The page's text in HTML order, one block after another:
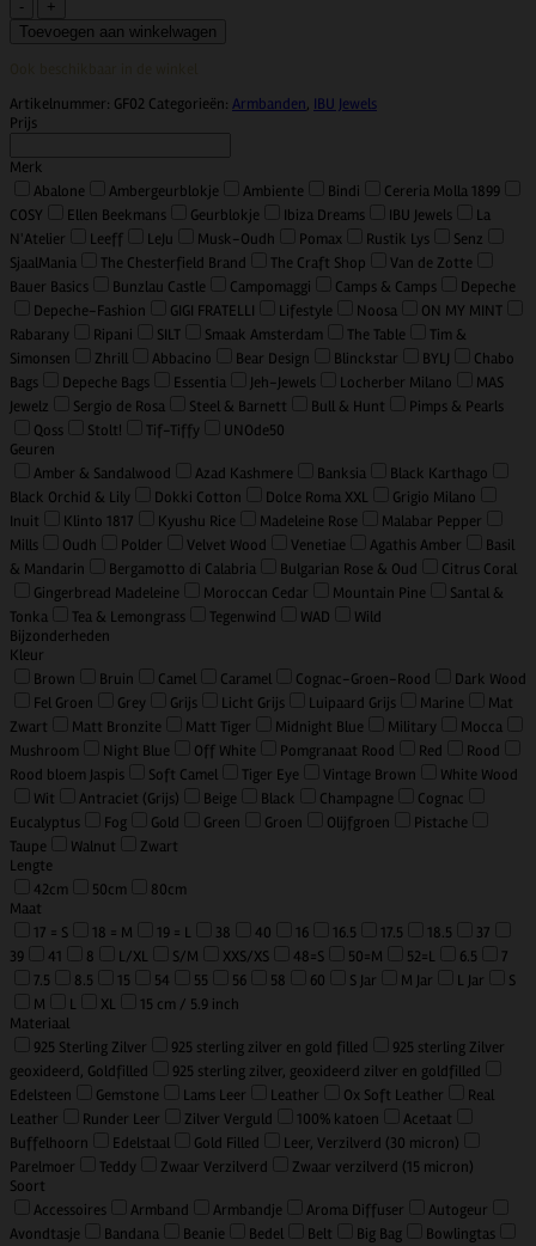
–
Stripe
Toevoegen aan winkelwagen
Artikelnummer: GF02 Categorieën: Armbanden, IBU Jewels
Prijs
Merk
Abalone
Ambergeurblokje Ambiente Bindi
Cereria Molla 1899
COSY
Ellen Beekmans Geurblokje Ibiza Dreams IBU Jewels
La
N'Atelier
Leeff LeJu Musk-Oudh Pomax Rustik Lys
Senz
SjaalMania
The Chesterfield Brand The Craft Shop
Van de Zotte
Bauer Basics
Bunzlau Castle Campomaggi Camps & Camps
Depeche
Depeche-Fashion
GIGI FRATELLI Lifestyle Noosa
ON MY MINT
Rabarany
Ripani SILT Smaak Amsterdam The Table
Tim &
Simonsen
Zhrill Abbacino Bear Design Blinckstar BYLJ
Chabo
Bags
Depeche Bags Essentia Jeh-Jewels Locherber Milano
MAS
Jewelz
Sergio de Rosa Steel & Barnett Bull & Hunt
Pimps & Pearls
Qoss
Stolt! Tif-Tiffy
UNOde50
Geuren
Amber & Sandalwood
Azad Kashmere Banksia
Black Karthago
Black Orchid & Lily
Dokki Cotton Dolce Roma XXL
Grigio Milano
Inuit
Klinto 1817 Kyushu Rice Madeleine Rose
Malabar Pepper
Mills
Oudh Polder Velvet Wood Venetiae Agathis Amber
Basil
& Mandarin
Bergamotto di Calabria Bulgarian Rose & Oud
Citrus Coral
Gingerbread Madeleine
Moroccan Cedar Mountain Pine
Santal &
Tonka
Tea & Lemongrass Tegenwind WAD
Wild
Bijzonderheden
Kleur
Brown
Bruin Camel Caramel Cognac-Groen-Rood
Dark Wood
Fel Groen
Grey Grijs Licht Grijs Luipaard Grijs Marine
Mat
Zwart
Matt Bronzite Matt Tiger Midnight Blue Military
Mocca
Mushroom
Night Blue Off White Pomgranaat Rood Red
Rood
Rood bloem Jaspis
Soft Camel Tiger Eye Vintage Brown
White Wood
Wit
Antraciet (Grijs) Beige Black Champagne
Cognac
Eucalyptus
Fog Gold Green Groen Olijfgroen
Pistache
Taupe
Walnut
Zwart
Lengte
42cm
50cm
80cm
Maat
17 = S
18 = M 19 = L 38 40 16 16.5 17.5 18.5
37
39
41 8 L/XL S/M XXS/XS 48=S 50=M 52=L 6.5
7
7.5
8.5 15 54 55 56 58 60 S Jar M Jar L Jar
S
M
L XL
15 cm / 5.9 inch
Materiaal
925 Sterling Zilver
925 sterling zilver en gold filled
925 sterling Zilver
geoxideerd, Goldfilled
925 sterling zilver, geoxideerd zilver en goldfilled
Edelsteen
Gemstone Lams Leer Leather Ox Soft Leather
Real
Leather
Runder Leer Zilver Verguld 100% katoen
Acetaat
Buffelhoorn
Edelstaal Gold Filled
Leer, Verzilverd (30 micron)
Parelmoer
Teddy Zwaar Verzilverd
Zwaar verzilverd (15 micron)
Soort
Accessoires
Armband Armbandje Aroma Diffuser
Autogeur
Avondtasje
Bandana Beanie Bedel Belt Big Bag
Bowlingtas